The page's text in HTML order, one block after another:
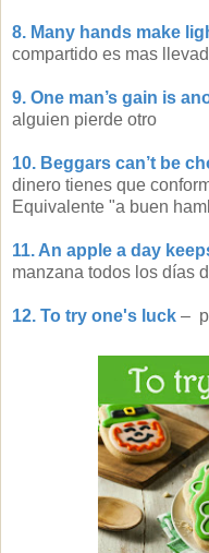
8. Many hands make
compartido es mas
9. One man’s gain is
alguien pierde otro
10. Beggars can’t be
dinero tienes que
Equivalente "a buen
11. An apple a day
manzana todos los días
12. To try one's luck –